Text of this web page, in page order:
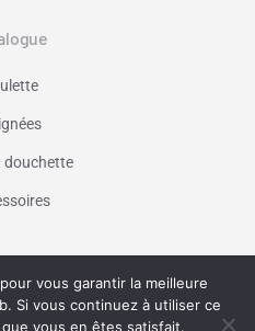
douchette
web à Marseille -
vous garantir la meilleure
Si vous continuez à utiliser ce
vous en êtes satisfait.